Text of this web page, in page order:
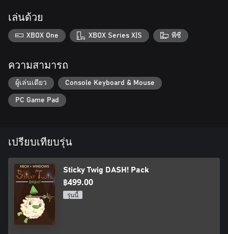
- Cozy soundtrack to put you in the right vibe
- Collect the crystal heart in each level for an extra challenge, if
you'd like
เล่นด้วย
XBOX One XBOX Series X|S พีซี
ความสามารถ
ผู้เล่นเดียว Console Keyboard & Mouse
PC Game Pad
เปรียบเทียบรุ่น
Sticky Twig DASH! Pack
฿499.00
รุ่นนี้